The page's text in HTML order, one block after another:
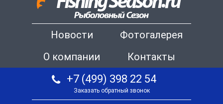
Новости
Фотогалерея
О компании
Контакты
+7 (499) 398 22 54
Заказать обратный звонок